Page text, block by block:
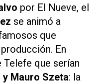
por El Nueve, el
se animó a
que
En
Telefe que serían
Mauro Szeta: la